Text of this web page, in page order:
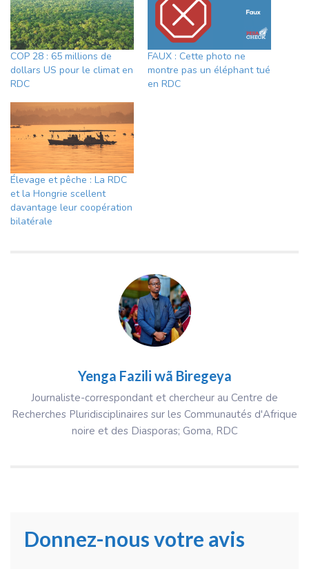
COP 28 : 65 millions de
dollars US pour le climat en
RDC
FAUX : Cette photo ne
montre pas un éléphant tué
en RDC
Élevage et pêche : La RDC
et la Hongrie scellent
davantage leur coopération
bilatérale
Yenga Fazili wã Biregeya
Journaliste-correspondant et chercheur au Centre de
Recherches Pluridisciplinaires sur les Communautés d'Afrique
noire et des Diasporas; Goma, RDC
Donnez-nous votre avis